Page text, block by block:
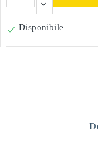
 Disponibile